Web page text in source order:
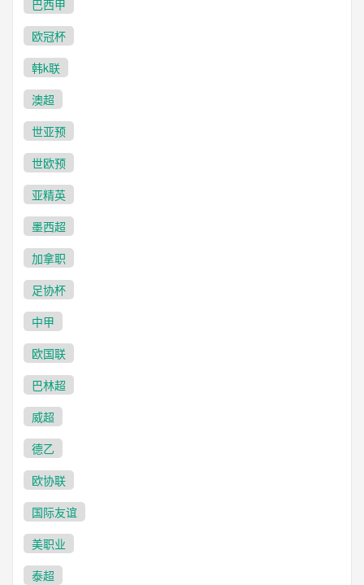
巴西甲
欧冠杯
韩k联
澳超
世亚预
世欧预
亚精英
墨西超
加拿职
足协杯
中甲
欧国联
巴林超
威超
德乙
欧协联
国际友谊
美职业
泰超